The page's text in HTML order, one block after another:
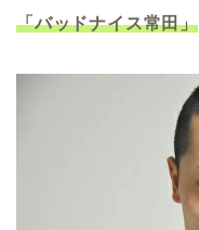
「バッドナイス常田」